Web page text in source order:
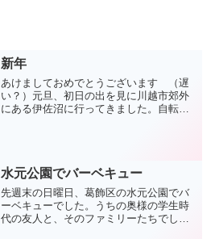
新年
あけましておめでとうございます （遅
い？）元旦、初日の出を見に川越市郊外
にある伊佐沼に行ってきました。自転車
水元公園でバーベキュー
先週末の日曜日、葛飾区の水元公園でバ
ーベキューでした。うちの奥様の学生時
代の友人と、そのファミリーたちでした